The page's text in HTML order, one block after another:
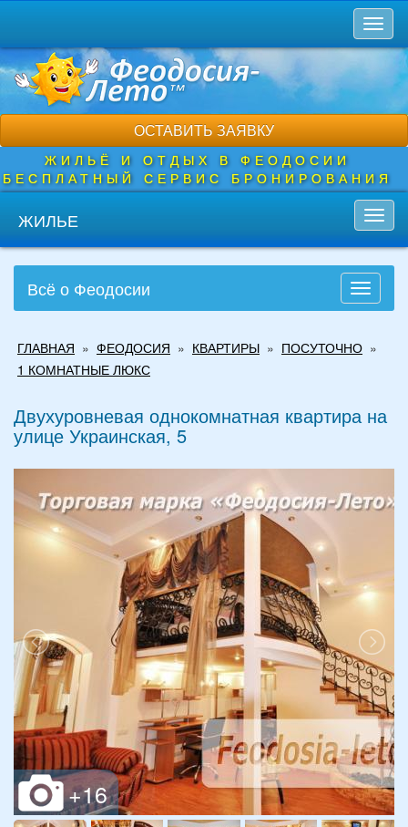
основному
содержанию
ОСТАВИТЬ ЗАЯВКУ
ЖИЛЬЁ И ОТДЫХ В ФЕОДОСИИ
БЕСПЛАТНЫЙ СЕРВИС БРОНИРОВАНИЯ
ЖИЛЬЕ
Toggle
Всё о Феодосии
здесь
ГЛАВНАЯ » ФЕОДОСИЯ » КВАРТИРЫ » ПОСУТОЧНО »
1 КОМНАТНЫЕ ЛЮКС
Двухуровневая однокомнатная квартира на
улице Украинская, 5